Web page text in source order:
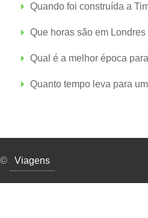
Quando foi construída a
Que horas são em
Qual é a melhor época
Quanto tempo leva para
© Viagens